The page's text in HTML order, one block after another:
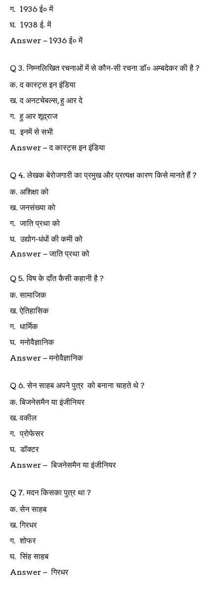
ग. 1936ई० में
घ. 1938ई. में
Answer – 1936ई० में
Q 3.निम्नलिखित रचनाओं में से कौन-सी रचना डॉ० अम्बदेकर की है ?
क.द कास्ट्स इन इंडिया
ख.द अनटचेबल्स,हु आर दे
ग.हु आर शूद्राज
घ.इनमें से सभी
Answer –द कास्ट्स इन इंडिया
Q 4.लेखक बेरोजगारी का प्रमुख और प्रत्यक्ष कारण किसे मानते हैं?
क. अशिक्षा को
ख.जनसंख्या को
ग.जाति प्रथा को
घ.उद्योग-धंधों की कमी को
Answer – जाति प्रथा को
Q 5.विष के दाँत कैसी कहानी है ?
क.सामाजिक
ख.ऐतिहासिक
ग. धार्मिक
घ.मनोवैज्ञानिक
Answer –मनोवैज्ञानिक
Q 6.सेन साहब अपने पुत्र को बनाना चाहते थे ?
क.बिजनेसमैन या इंजीनियर
ख.वकील
ग.प्रोफेसर
घ.डॉक्टर
Answer –बिजनेसमैन या इंजीनियर
Q 7.मदन किसका पुत्र था ?
क.सेन साहब
ख.गिरधर
ग.शोफर
घ.सिंह साहब
Answer –गिरधर